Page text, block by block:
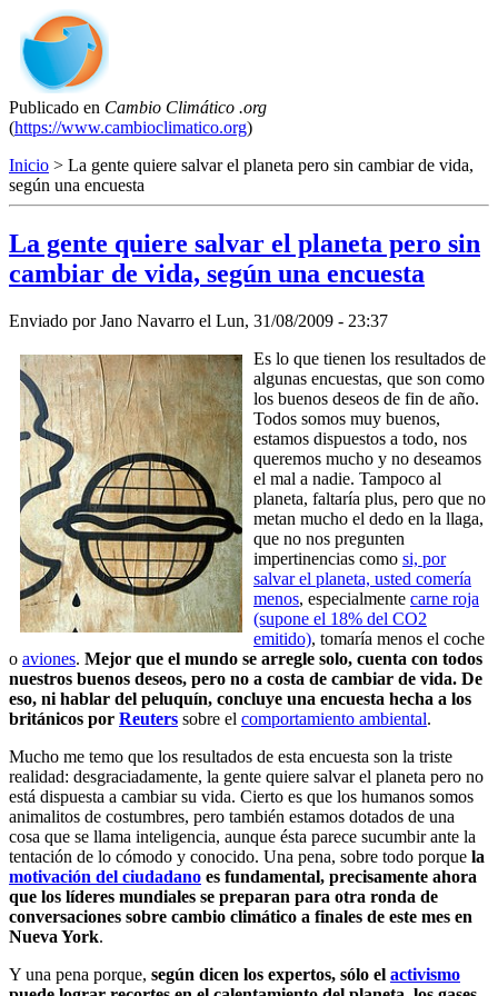
Publicado en Cambio Climático .org
(https://www.cambioclimatico.org)
Inicio > La gente quiere salvar el planeta pero sin cambiar de vida,
según una encuesta
La gente quiere salvar el planeta pero sin
cambiar de vida, según una encuesta
Enviado porJano Navarro el Lun, 31/08/2009 - 23:37
Es lo que tienen los resultados de
algunas encuestas, que son como
los buenos deseos de fin de año.
Todos somos muy buenos,
estamos dispuestos a todo, nos
queremos mucho y no deseamos
el mal a nadie. Tampoco al
planeta, faltaría plus, pero que no
metan mucho el dedo en la llaga,
que no nos pregunten
impertinencias como si, por
salvar el planeta, usted comería
menos, especialmente carne roja
(supone el 18% del CO2
emitido), tomaría menos el coche
o aviones. Mejor que el mundo se arregle solo, cuenta con todos
nuestros buenos deseos, pero no a costa de cambiar de vida. De
eso, ni hablar del peluquín, concluye una encuesta hecha a los
británicos por Reuters sobre el comportamiento ambiental.
Mucho me temo que los resultados de esta encuesta son la triste
realidad: desgraciadamente, la gente quiere salvar el planeta pero no
está dispuesta a cambiar su vida. Cierto es que los humanos somos
animalitos de costumbres, pero también estamos dotados de una
cosa que se llama inteligencia, aunque ésta parece sucumbir ante la
tentación de lo cómodo y conocido. Una pena, sobre todo porque la
motivación del ciudadano es fundamental, precisamente ahora
que los líderes mundiales se preparan para otra ronda de
conversaciones sobre cambio climático a finales de este mes en
Nueva York.
Y una pena porque, según dicen los expertos, sólo el activismo